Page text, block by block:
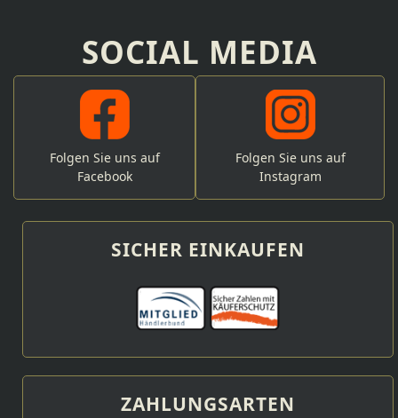
SOCIAL MEDIA
Folgen Sie uns auf
Facebook
Folgen Sie uns auf
Instagram
SICHER EINKAUFEN
ZAHLUNGSARTEN